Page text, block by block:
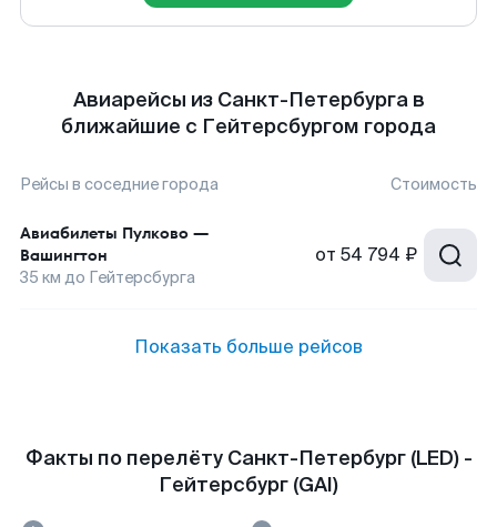
Авиарейсы из Санкт-Петербурга в
ближайшие с Гейтерсбургом города
Рейсы в соседние города Стоимость
Авиабилеты Пулково —
Вашингтон
35 км до Гейтерсбурга
от 54 794 ₽
Показать больше рейсов
Факты по перелёту Санкт-Петербург (LED) -
Гейтерсбург (GAI)